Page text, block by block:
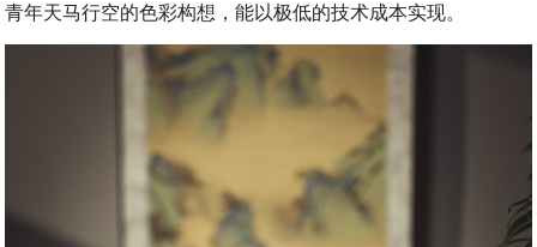
青年天马行空的色彩构想，能以极低的技术成本实现。